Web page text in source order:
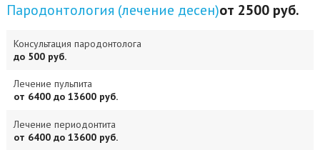
Пародонтология (лечение десен)от 2500 руб.
Консультация пародонтолога
до 500 руб.
Лечение пульпита
от 6400 до 13600 руб.
Лечение периодонтита
от 6400 до 13600 руб.